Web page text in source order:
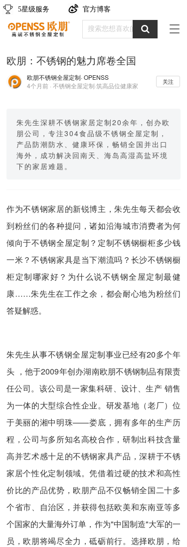
5星级服务
T
e
n
官方博客
欧朋：不锈钢的魅力席卷全国
欧朋不锈钢全屋定制· OPENSS
4个月前 · 不锈钢全屋定制·筑高品位健康家
关注
朱先生深耕不锈钢家居定制20余年，创办欧
朋公司，专注304食品级不锈钢全屋定制，
产品防潮防水、健康环保，畅销全国并出口
海外，成功解决回南天、海岛高湿高盐环境
下的家居难题。
作为不锈钢家居的新锐博主，朱先生每天都会收
到粉丝们的各种提问，诸如沿海城市消费者为何
倾向于不锈钢全屋定制？定制不锈钢橱柜多少钱
一米？不锈钢家具是当下潮流吗？长沙不锈钢橱
柜定制哪家好？为什么说不锈钢全屋定制最健
康……朱先生在工作之余，都会耐心地为粉丝们
答疑解惑。
朱先生从事不锈钢全屋定制事业已经有20多个年
头 ，他于2009年创办湖南欧朋不锈钢制品有限责
任公司。该公司是一家集科研、设计、生产 销售
为一体的大型综合性企业。研发基地（老厂）位
于美丽的湘中明珠——娄底，拥有多年的生产历
程，公司与多所知名高校合作，研制出科技含量
高并艺术感十足的不锈钢家具产品，深耕于不锈
家居个性化定制领域。凭借着过硬的技术和高性
价比的产品优势，欧朋产品不仅畅销全国二十多
个省市、自治区，并获得包括欧美和东南亚等多
个国家的大量海外订单，作为"中国制造"大军的一
员，欧朋将竭尽全力，砥砺前行。选择欧朋，给